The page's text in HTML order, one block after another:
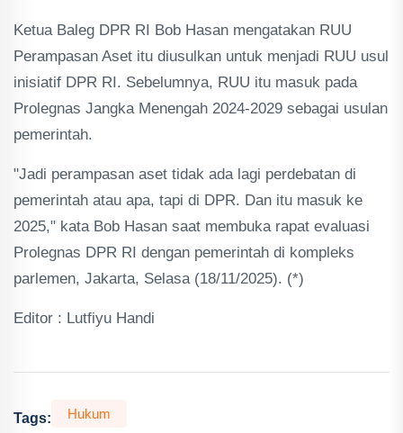
Ketua Baleg DPR RI Bob Hasan mengatakan RUU
Perampasan Aset itu diusulkan untuk menjadi RUU usul
inisiatif DPR RI. Sebelumnya, RUU itu masuk pada
Prolegnas Jangka Menengah 2024-2029 sebagai usulan
pemerintah.
"Jadi perampasan aset tidak ada lagi perdebatan di
pemerintah atau apa, tapi di DPR. Dan itu masuk ke
2025," kata Bob Hasan saat membuka rapat evaluasi
Prolegnas DPR RI dengan pemerintah di kompleks
parlemen, Jakarta, Selasa (18/11/2025). (*)
Editor : Lutfiyu Handi
Tags: Hukum